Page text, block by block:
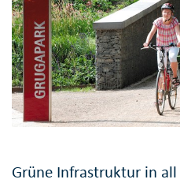
Grüne Infrastruktur in